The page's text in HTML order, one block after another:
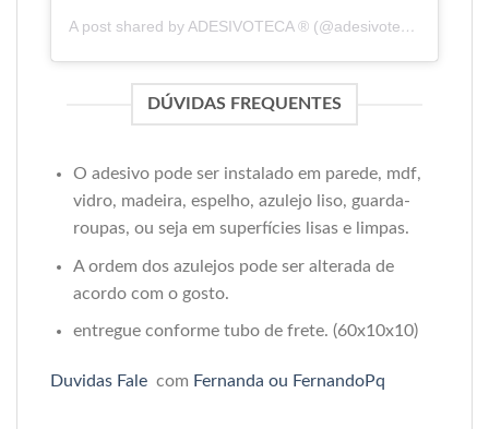
A post shared by ADESIVOTECA ® (@adesivoteca)
DÚVIDAS FREQUENTES
O adesivo pode ser instalado em parede, mdf,
vidro, madeira, espelho, azulejo liso, guarda-
roupas, ou seja em superfícies lisas e limpas.
A ordem dos azulejos pode ser alterada de
acordo com o gosto.
entregue conforme tubo de frete. (60x10x10)
Duvidas Fale com Fernanda ou FernandoPq